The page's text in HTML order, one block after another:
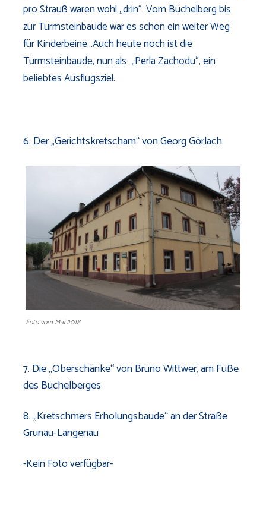
pro Strauß waren wohl „drin“. Vom Büchelberg bis
zur Turmsteinbaude war es schon ein weiter Weg
für Kinderbeine…Auch heute noch ist die
Turmsteinbaude, nun als „Perla Zachodu“, ein
beliebtes Ausflugsziel.
6. Der „Gerichtskretscham“ von Georg Görlach
Foto vom Mai 2018
7. Die „Oberschänke“ von Bruno Wittwer, am Fuße
des Büchelberges
8. „Kretschmers Erholungsbaude“ an der Straße
Grunau-Langenau
-Kein Foto verfügbar-